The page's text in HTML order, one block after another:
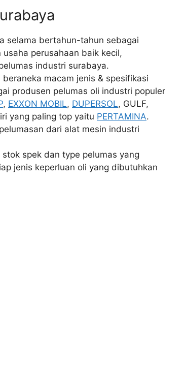
selama bertahun-tahun sebagai
perusahaan baik kecil,
industri surabaya.
macam jenis & spesifikasi
produsen pelumas oli industri populer
, EXXON MOBIL, DUPERSOL, GULF,
yang paling top yaitu PERTAMINA.
dari alat mesin industri
spek dan type pelumas yang
jenis keperluan oli yang dibutuhkan